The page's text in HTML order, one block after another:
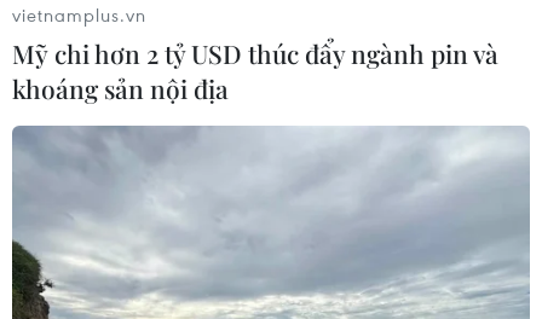
vietnamplus.vn
Mỹ chi hơn 2 tỷ USD thúc đẩy ngành pin và
khoáng sản nội địa